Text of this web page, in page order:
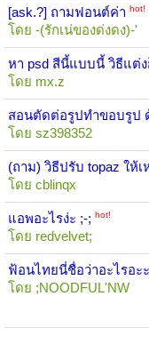
[ask.?] ถามฟอนต์ค่า hot!
โดย -(รักเน่ของด่งดง)-'
หา psd สีนี้แบบนี้ วิธีแต่ง
โดย mx.z
สอนตัดต่อรูปทำขอบรูป
โดย sz398352
(ถาม) วิธีปรับ topaz ให้
โดย cblinqx
แอพอะไรง่ะ ;-; hot!
โดย redvelvet;
ฟ้อนไทยนี่ชื่อว่าอะไรอะ
โดย ;NOODFUL'NW